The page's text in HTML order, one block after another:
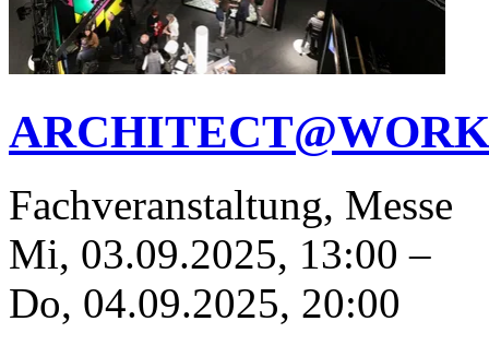
Fachveranstaltung, Messe
Mi, 03.09.2025, 13:00 –
Do, 04.09.2025, 20:00